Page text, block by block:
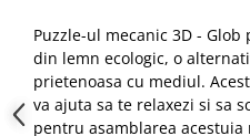
Puzzle-ul mecanic 3D -
din lemn ecologic, o
prietenoasa cu mediul.
va ajuta sa te relaxezi si sa
pentru asamblarea